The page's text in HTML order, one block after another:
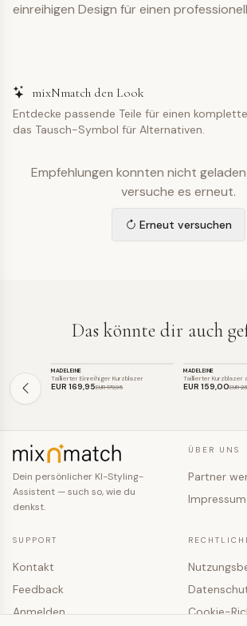
einreihigen Design für einen
mixNmatch den Look
Entdecke passende Teile für einen
das Tausch-Symbol für Alternativen.
Empfehlungen konnten nicht
versuche es erneut.
Erneut versuchen
Das könnte dir auch
SALE
MADELEINE
Taillierter Einreihiger Kurzblazer
EUR 169,95EUR 179,95
SALE
MADELEINE
Taillierter Kurzblazer
EUR 159,00EUR
Dein persönlicher KI-Styling-
Assistent — such so, wie du
denkst.
ÜBER UNS
Partner
Impressum
SUPPORT
Kontakt
Feedback
Anmelden
Cookie-